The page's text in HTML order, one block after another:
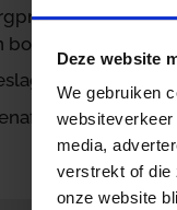
Deze website
We gebruiken
media,
verstrekt of die
onze website
geen
3